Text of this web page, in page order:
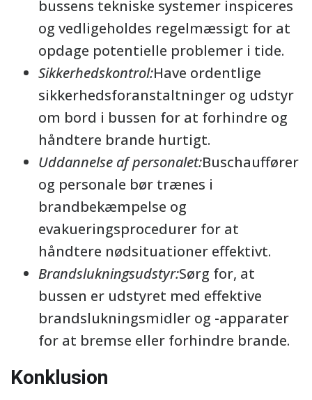
bussens tekniske systemer inspiceres
og vedligeholdes regelmæssigt for at
opdage potentielle problemer i tide.
Sikkerhedskontrol:Have ordentlige
sikkerhedsforanstaltninger og udstyr
om bord i bussen for at forhindre og
håndtere brande hurtigt.
Uddannelse af personalet:Buschauffører
og personale bør trænes i
brandbekæmpelse og
evakueringsprocedurer for at
håndtere nødsituationer effektivt.
Brandslukningsudstyr:Sørg for, at
bussen er udstyret med effektive
brandslukningsmidler og -apparater
for at bremse eller forhindre brande.
Konklusion